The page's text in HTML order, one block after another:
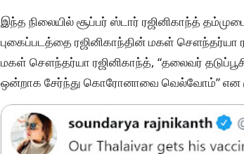
இந்த நிலையில் சூப்பர் ஸ்டார் ரஜினிகாந்த்
புகைப்படத்தை ரஜினிகாந்தின் மகள் சௌந்தர்யா
மகள் சௌந்தர்யா ரஜினிகாந்த், “தலைவர்
ஒன்றாக சேர்ந்து கொரோனாவை வெல்வோம்” என